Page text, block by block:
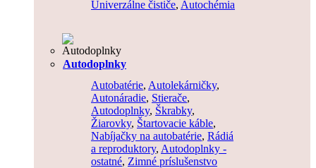
Univerzálne čističe, Autochémia
Autodoplnky
Autobatérie, Autolekárničky,
Autonáradie, Stierače,
Autodoplnky, Škrabky,
Žiarovky, Štartovacie káble,
Nabíjačky na autobatérie, Rádiá
a reproduktory, Autodoplnky -
ostatné, Zimné príslušenstvo